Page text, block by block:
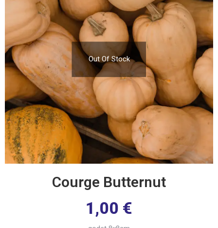
Out Of Stock
Courge Butternut
1,00 €